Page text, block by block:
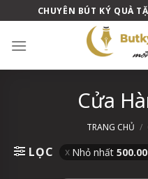
to
content
CHUYÊN BÚT KÝ QUÀ
Cửa
TRANG CHỦ /
LỌC Nhỏ nhất